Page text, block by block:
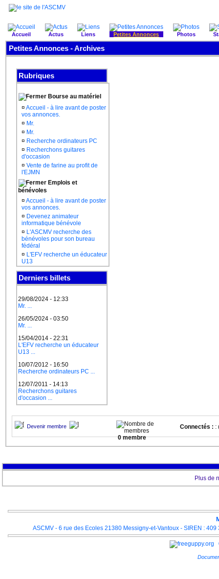
Accueil Actus Liens Petites Annonces Photos
Petites Annonces - Archives
Rubriques
Bourse au matériel
¤Accueil - à lire avant de poster
vos annonces.
¤ Mr.
¤ Mr.
¤ Recherche ordinateurs PC
¤ Recherchons guitares
d'occasion
¤Vente de farine au profit de
l'EJMN
Emplois et
bénévoles
¤Accueil - à lire avant de poster
vos annonces.
¤ Devenez animateur
informatique bénévole
¤ L'ASCMV recherche des
bénévoles pour son bureau
fédéral
¤ L'EFV recherche un éducateur
U13
Derniers billets
29/08/2024 - 12:33
Mr. ...
26/05/2024 - 03:50
Mr. ...
15/04/2014 - 22:31
L'EFV recherche un éducateur
U13 ...
10/07/2012 - 16:50
Recherche ordinateurs PC ...
12/07/2011 - 14:13
Recherchons guitares
d'occasion ...
Devenir membre
0 membre
Connectés : :
Plus de
ASCMV - 6 rue des Ecoles 21380 Messigny-et-Vantoux - SIREN :